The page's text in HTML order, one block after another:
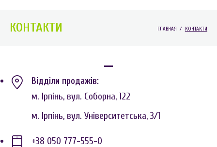
КОНТАКТИ ГЛАВНАЯ / КОНТАКТИ
Відділи продажів:
м. Ірпінь, вул. Соборна, 122
м. Ірпінь, вул. Університетська, 3/1
+38 050 777-555-0